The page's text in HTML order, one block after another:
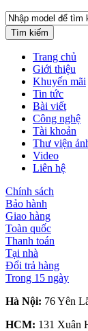
Tìm kiếm
Trang chủ
Giới thiệu
Khuyến mãi
Tin tức
Bài viết
Công nghệ
Tài khoản
Thư viện
Video
Liên hệ
Chính sách
Bảo hành
Giao hàng
Toàn quốc
Thanh toán
Tại nhà
Đổi trả hàng
Trong 15 ngày
Hà Nội: 76 Yên
HCM: 131 Xuân